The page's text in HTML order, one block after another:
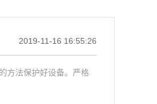
2019-11-16 16:55:26
方法保护好设备。严格